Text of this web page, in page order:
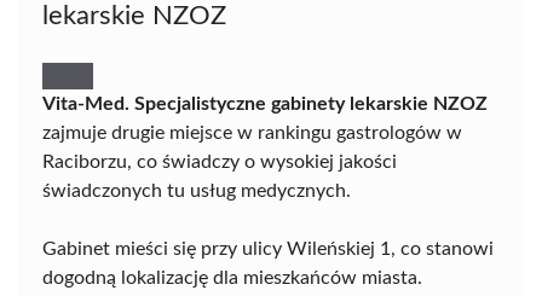
lekarskie NZOZ
Vita-Med. Specjalistyczne gabinety lekarskie NZOZ
zajmuje drugie miejsce w rankingu gastrologów w
Raciborzu, co świadczy o wysokiej jakości
świadczonych tu usług medycznych.
Gabinet mieści się przy ulicy Wileńskiej 1, co stanowi
dogodną lokalizację dla mieszkańców miasta.